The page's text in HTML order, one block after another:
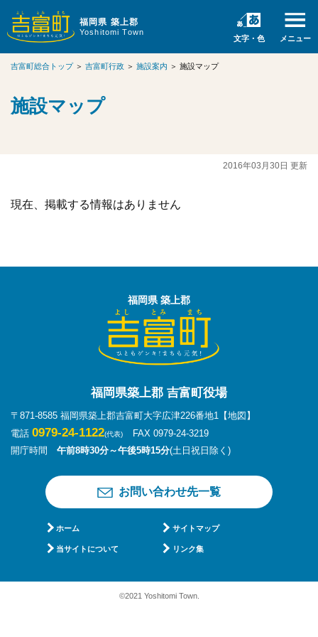
福岡県 築上郡
Yoshitomi Town
文字・色 メニュー
吉富町総合トップ＞ 吉富町行政 ＞ 施設案内 ＞ 施設マップ
施設マップ
2016年03月30日 更新
現在、掲載する情報はありません
福岡県 築上郡
福岡県築上郡 吉富町役場
〒871-8585 福岡県築上郡吉富町大字広津226番地1 【地図】
電話 0979-24-1122(代表)
FAX 0979-24-3219
開庁時間 午前8時30分～午後5時15分(土日祝日除く)
お問い合わせ先一覧
ホーム サイトマップ
当サイトについて リンク集
©2021 Yoshitomi Town.